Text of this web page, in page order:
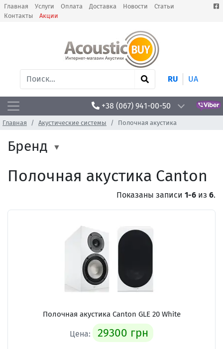
Главная Услуги Оплата Доставка Новости
Статьи
Контакты
Акции
RU UA
+38 (067) 941-00-50
Главная Акустические системы Полочная акустика
Бренд
Полочная акустика Canton
Показаны записи 1-6 из 6.
Полочная акустика Canton GLE 20 White
Цена: 29300 грн